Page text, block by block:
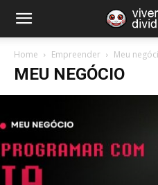
Home Empreender Meu
MEU NEGÓCIO